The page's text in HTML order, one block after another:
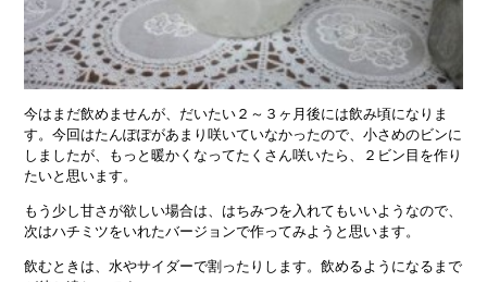
今はまだ飲めませんが、だいたい２～３ヶ月後には飲み頃になりま
す。今回はたんぽぽがあまり咲いていなかったので、小さめのビンに
しましたが、もっと暖かくなってたくさん咲いたら、２ビン目を作り
たいと思います。
もう少し甘さが欲しい場合は、はちみつを入れてもいいようなので、
次はハチミツをいれたバージョンで作ってみようと思います。
飲むときは、水やサイダーで割ったりします。飲めるようになるまで